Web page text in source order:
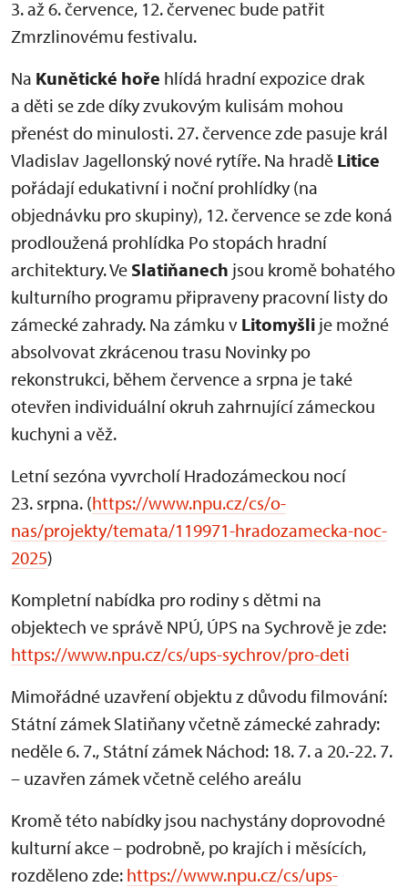
3. až 6. července, 12. červenec bude patřit
Zmrzlinovému festivalu.
Na Kunětické hoře hlídá hradní expozice drak
a děti se zde díky zvukovým kulisám mohou
přenést do minulosti. 27. července zde pasuje král
Vladislav Jagellonský nové rytíře. Na hradě Litice
pořádají edukativní i noční prohlídky (na
objednávku pro skupiny), 12. července se zde koná
prodloužená prohlídka Po stopách hradní
architektury. Ve Slatiňanech jsou kromě bohatého
kulturního programu připraveny pracovní listy do
zámecké zahrady. Na zámku v Litomyšli je možné
absolvovat zkrácenou trasu Novinky po
rekonstrukci, během července a srpna je také
otevřen individuální okruh zahrnující zámeckou
kuchyni a věž.
Letní sezóna vyvrcholí Hradozámeckou nocí
23. srpna. (https://www.npu.cz/cs/o-
nas/projekty/temata/119971-hradozamecka-noc-
2025)
Kompletní nabídka pro rodiny s dětmi na
objektech ve správě NPÚ, ÚPS na Sychrově je zde:
https://www.npu.cz/cs/ups-sychrov/pro-deti
Mimořádné uzavření objektu z důvodu filmování:
Státní zámek Slatiňany včetně zámecké zahrady:
neděle 6. 7., Státní zámek Náchod: 18. 7. a 20.-22. 7.
– uzavřen zámek včetně celého areálu
Kromě této nabídky jsou nachystány doprovodné
kulturní akce – podrobně, po krajích i měsících,
rozděleno zde: https://www.npu.cz/cs/ups-